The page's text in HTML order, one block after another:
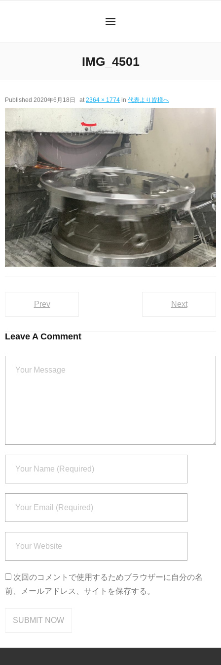
IMG_4501
Published 2020年6月18日 at2364 × 1774 in 代表より皆様へ
Prev Next
Leave A Comment
次回のコメントで使用するためブラウザーに自分の名
前、メールアドレス、サイトを保存する。